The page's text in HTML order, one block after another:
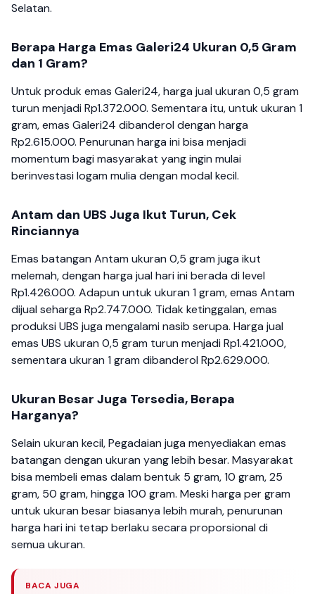
Selatan.
Berapa Harga Emas Galeri24 Ukuran 0,5 Gram
dan 1 Gram?
Untuk produk emas Galeri24, harga jual ukuran 0,5 gram
turun menjadi Rp1.372.000. Sementara itu, untuk ukuran 1
gram, emas Galeri24 dibanderol dengan harga
Rp2.615.000. Penurunan harga ini bisa menjadi
momentum bagi masyarakat yang ingin mulai
berinvestasi logam mulia dengan modal kecil.
Antam dan UBS Juga Ikut Turun, Cek
Rinciannya
Emas batangan Antam ukuran 0,5 gram juga ikut
melemah, dengan harga jual hari ini berada di level
Rp1.426.000. Adapun untuk ukuran 1 gram, emas Antam
dijual seharga Rp2.747.000. Tidak ketinggalan, emas
produksi UBS juga mengalami nasib serupa. Harga jual
emas UBS ukuran 0,5 gram turun menjadi Rp1.421.000,
sementara ukuran 1 gram dibanderol Rp2.629.000.
Ukuran Besar Juga Tersedia, Berapa
Harganya?
Selain ukuran kecil, Pegadaian juga menyediakan emas
batangan dengan ukuran yang lebih besar. Masyarakat
bisa membeli emas dalam bentuk 5 gram, 10 gram, 25
gram, 50 gram, hingga 100 gram. Meski harga per gram
untuk ukuran besar biasanya lebih murah, penurunan
harga hari ini tetap berlaku secara proporsional di
semua ukuran.
BACA JUGA